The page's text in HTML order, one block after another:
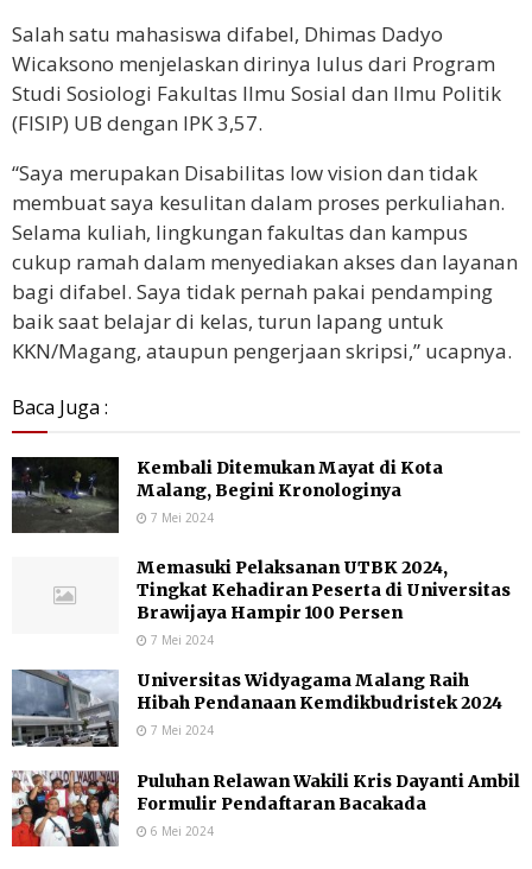
Salah satu mahasiswa difabel, Dhimas Dadyo
Wicaksono menjelaskan dirinya lulus dari Program
Studi Sosiologi Fakultas Ilmu Sosial dan Ilmu Politik
(FISIP) UB dengan IPK 3,57.
“Saya merupakan Disabilitas low vision dan tidak
membuat saya kesulitan dalam proses perkuliahan.
Selama kuliah, lingkungan fakultas dan kampus
cukup ramah dalam menyediakan akses dan layanan
bagi difabel. Saya tidak pernah pakai pendamping
baik saat belajar di kelas, turun lapang untuk
KKN/Magang, ataupun pengerjaan skripsi,” ucapnya.
Baca Juga :
Kembali Ditemukan Mayat di Kota
Malang, Begini Kronologinya
7 Mei 2024
Memasuki Pelaksanan UTBK 2024,
Tingkat Kehadiran Peserta di Universitas
Brawijaya Hampir 100 Persen
7 Mei 2024
Universitas Widyagama Malang Raih
Hibah Pendanaan Kemdikbudristek 2024
7 Mei 2024
Puluhan Relawan Wakili Kris Dayanti Ambil
Formulir Pendaftaran Bacakada
6 Mei 2024